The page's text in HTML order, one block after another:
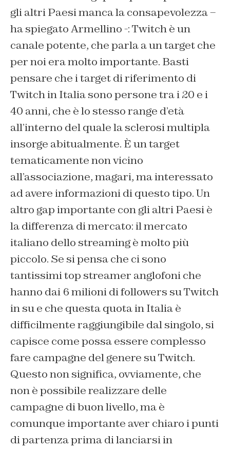
gli altri Paesi manca la consapevolezza –
ha spiegato Armellino -: Twitch è un
canale potente, che parla a un target che
per noi era molto importante. Basti
pensare che i target di riferimento di
Twitch in Italia sono persone tra i 20 e i
40 anni, che è lo stesso range d’età
all’interno del quale la sclerosi multipla
insorge abitualmente. È un target
tematicamente non vicino
all’associazione, magari, ma interessato
ad avere informazioni di questo tipo. Un
altro gap importante con gli altri Paesi è
la differenza di mercato: il mercato
italiano dello streaming è molto più
piccolo. Se si pensa che ci sono
tantissimi top streamer anglofoni che
hanno dai 6 milioni di followers su Twitch
in su e che questa quota in Italia è
difficilmente raggiungibile dal singolo, si
capisce come possa essere complesso
fare campagne del genere su Twitch.
Questo non significa, ovviamente, che
non è possibile realizzare delle
campagne di buon livello, ma è
comunque importante aver chiaro i punti
di partenza prima di lanciarsi in